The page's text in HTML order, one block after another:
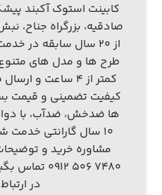
کابینت استوک آکبند
صادقیه، بزرگراه جناح،
از ۲۰ سال سابقه در
طرح ها و مدل های
کمتر از ۴ ساعت و
کیفیت تضمینی و قیمت
ها ضدخش، ضدآب، با
۱۰ سال گارانتی
مشاوره خرید و
۷۴۸۰ ۵۰۶
در